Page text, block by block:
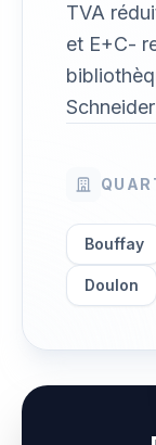
TVA
et E+C-
Bouffay
Doulon